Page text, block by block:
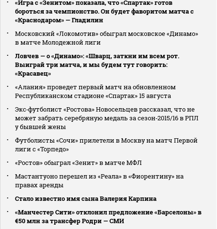
«Игра с «Зенитом» показала, что «Спартак» готов
бороться за чемпионство. Он будет фаворитом матча с
«Краснодаром» — Гладилин
Московский «Локомотив» обыграл московское «Динамо»
в матче Молодежной лиги
Ловчев — о «Динамо»: «Шварц, заткни им всем рот.
Выиграй три матча, и мы будем тут говорить:
«Красавец»
«Алания» проведет первый матч на обновленном
Республиканском стадионе «Спартак» 15 августа
Экс‑футболист «Ростова» Новосельцев рассказал, что не
может забрать серебряную медаль за сезон‑2015/16 в РПЛ
у бывшей жены
Футболисты «Сочи» прилетели в Москву на матч Первой
лиги с «Торпедо»
«Ростов» обыграл «Зенит» в матче МФЛ
Мастантуоно перешел из «Реала» в «Фиорентину» на
правах аренды
Стало известно имя сына Валерия Карпина
«Манчестер Сити» отклонил предложение «Барселоны» в
€50 млн за трансфер Родри — СМИ